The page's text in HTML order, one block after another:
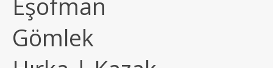
Eşofman
Gömlek